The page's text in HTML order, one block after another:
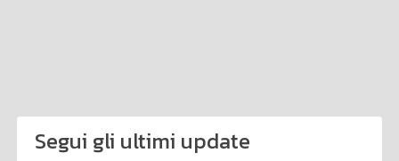
Segui gli ultimi update